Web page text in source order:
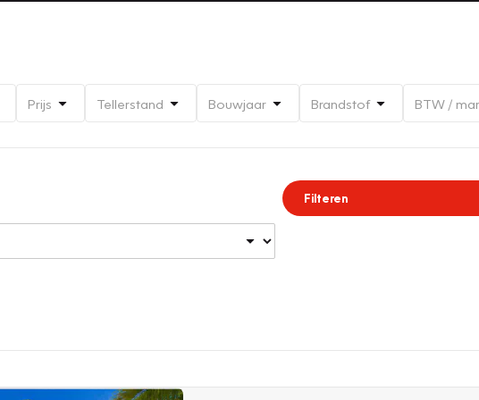
Prijs Tellerstand Bouwjaar Brandstof BTW /
Filteren